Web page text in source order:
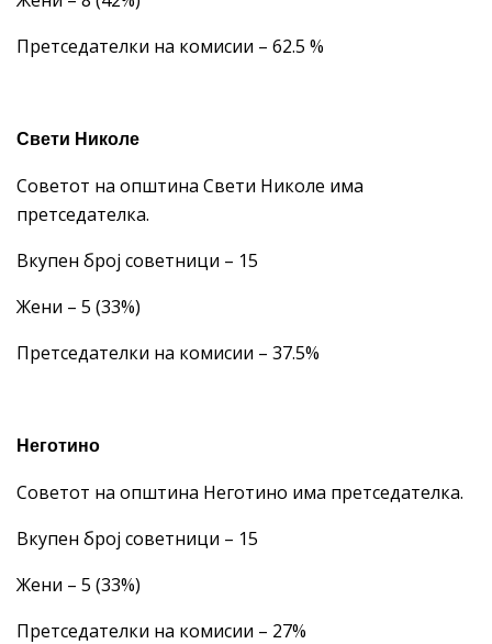
Претседателки на комисии – 62.5 %
Свети Николе
Советот на општина Свети Николе има
претседателка.
Вкупен број советници – 15
Жени – 5 (33%)
Претседателки на комисии – 37.5%
Неготино
Советот на општина Неготино има претседателка.
Вкупен број советници – 15
Жени – 5 (33%)
Претседателки на комисии – 27%